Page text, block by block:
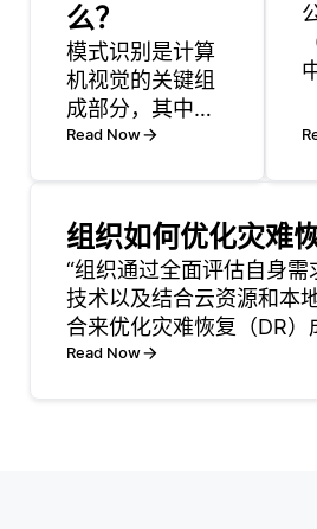
么？
模式识别是计算
机视觉的关键组
成部分，其中训
练算法以检测和
在计算机视觉的
背景下，模式识
别涉及分析图像
或视频帧以识别
形状、纹理或特
定对象。该过程
Read Now
组织如何优化灾难
“组织通过全面评估自身
技术以及结合云资源和本
合来优化灾难恢复（DR）
行风险评估以识别潜在威
Read Now